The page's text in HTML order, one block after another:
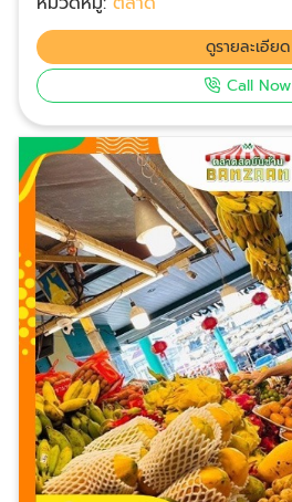
เดียวได้ของครบตามที่ต้องการ
ดูรายละเอียด
Call Now